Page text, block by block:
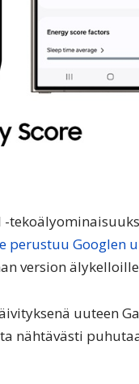
perustuu Googlen
version
uuteen
nähtävästi